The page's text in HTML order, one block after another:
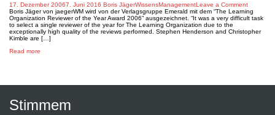
17. Dezember 20067. Juni 2016 Boris JägerWissensManagementLeave a Commenton
Boris
Jäger
‘The
Boris Jäger von jaegerWM wird von der Verlagsgruppe Emerald mit dem “The Learning
Organization Reviewer of the Year Award 2006” ausgezeichnet. “It was a very difficult task
to select a single reviewer of the year for The Learning Organization due to the
exceptionally high quality of the reviews performed. Stephen Henderson and Christopher
Kimble are […]
Read more
Learning
des
Jahres
Stimmem